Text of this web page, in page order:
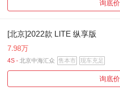
询底价
[北京]2022款 LITE 纵享版
7.98万
4S - 北京中海汇众 售本市 现车充足
询底价